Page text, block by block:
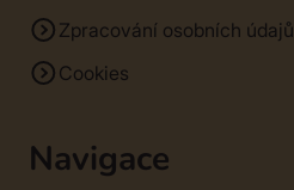
Zpracování osobních údajů
Cookies
Navigace